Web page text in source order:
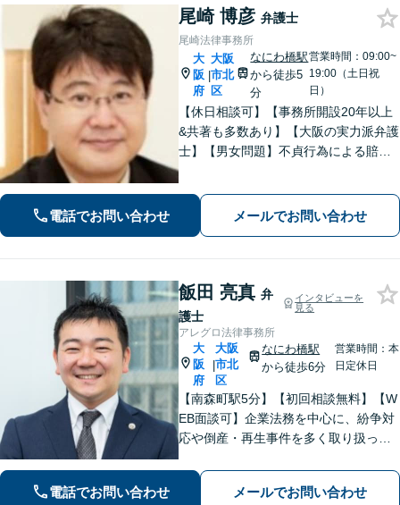
尾崎 博彦 弁護士
尾崎法律事務所
大
阪
府
|
大阪
市北
区
なにわ橋駅
から徒歩5
分
営業時間：09:00~
19:00（土日祝
日）
【休日相談可】【事務所開設20年以上
&共著も多数あり】【大阪の実力派弁護
士】【男女問題】不貞行為による賠償
を。【借金問題】自己破産の対応豊富
電話でお問い合わせ メールでお問い合わせ
飯田 亮真 弁
護士
インタビューを
見る
アレグロ法律事務所
大
阪
府
|
大阪
市北
区
なにわ橋駅
から徒歩6分
営業時間：本
日定休日
【南森町駅5分】【初回相談無料】【W
EB面談可】企業法務を中心に、紛争対
応や倒産・再生事件を多く取り扱って
事件にも対応しています。親身に寄り
添って解決を目指しますので、お困り
電話でお問い合わせ メールでお問い合わせ